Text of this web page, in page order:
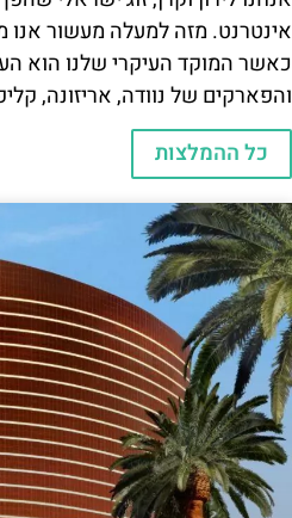
אינטרנט. מזה למעלה מעשור אנו
כאשר המוקד העיקרי שלנו הוא
והפארקים של נוודה, אריזונה,
כל ההמלצות